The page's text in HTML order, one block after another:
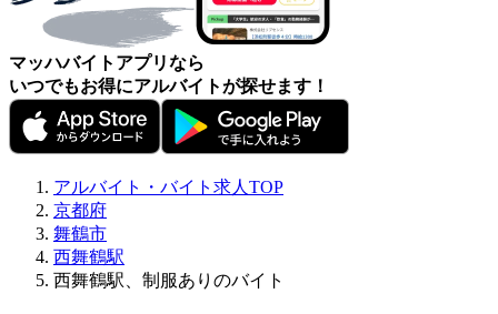
マッハバイトアプリなら
いつでもお得にアルバイトが探せます！
アルバイト・バイト求人TOP
京都府
舞鶴市
西舞鶴駅
西舞鶴駅、制服ありのバイト